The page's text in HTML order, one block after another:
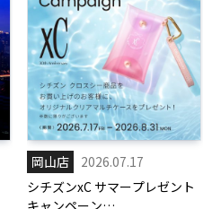
岡山店
2026.07.17
シチズンxC サマープレゼント
キャンペーン